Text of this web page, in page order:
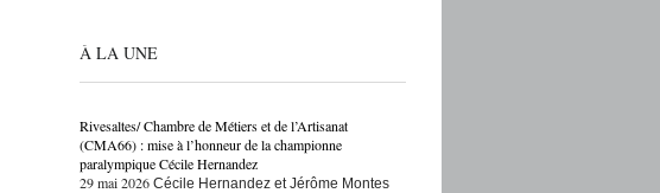
À LA UNE
Rivesaltes/ Chambre de Métiers et de l’Artisanat
(CMA66) : mise à l’honneur de la championne
paralympique Cécile Hernandez
29 mai 2026 Cécile Hernandez et Jérôme Montes